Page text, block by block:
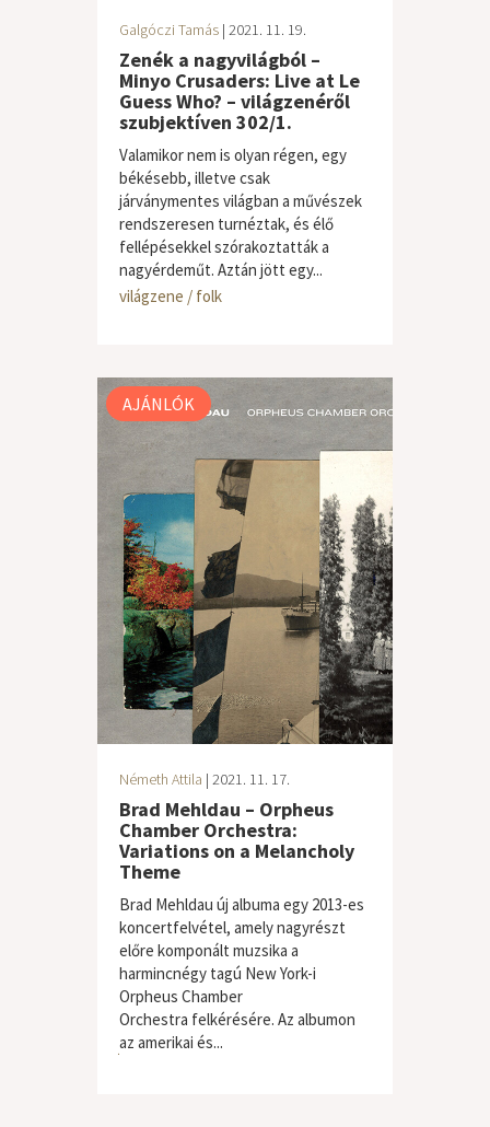
Galgóczi Tamás | 2021. 11. 19.
Zenék a nagyvilágból –
Minyo Crusaders: Live at Le
Guess Who? – világzenéről
szubjektíven 302/1.
Valamikor nem is olyan régen, egy
békésebb, illetve csak
járványmentes világban a művészek
rendszeresen turnéztak, és élő
fellépésekkel szórakoztatták a
nagyérdeműt. Aztán jött egy...
világzene / folk
AJÁNLÓK
Németh Attila | 2021. 11. 17.
Brad Mehldau – Orpheus
Chamber Orchestra:
Variations on a Melancholy
Theme
Brad Mehldau új albuma egy 2013-es
koncertfelvétel, amely nagyrészt
előre komponált muzsika a
harmincnégy tagú New York-i
Orpheus Chamber
Orchestra felkérésére. Az albumon
az amerikai és...
jazz / blues ,klasszikus zene